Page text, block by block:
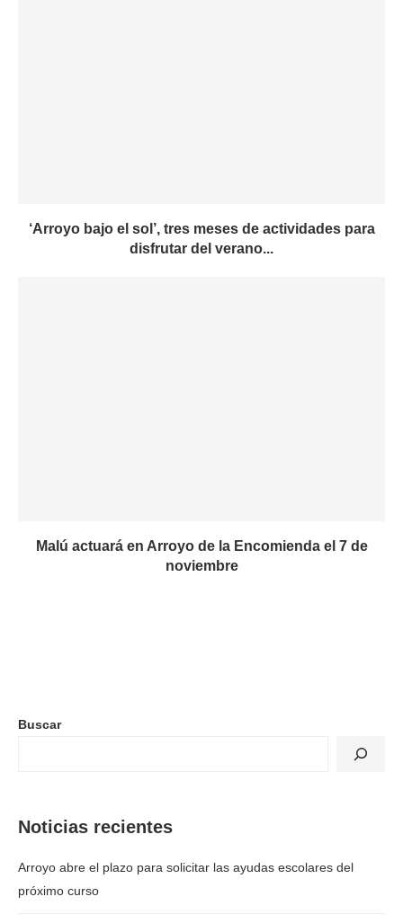
‘Arroyo bajo el sol’, tres meses de actividades para
disfrutar del verano...
Malú actuará en Arroyo de la Encomienda el 7 de
noviembre
Buscar
Noticias recientes
Arroyo abre el plazo para solicitar las ayudas escolares del
próximo curso